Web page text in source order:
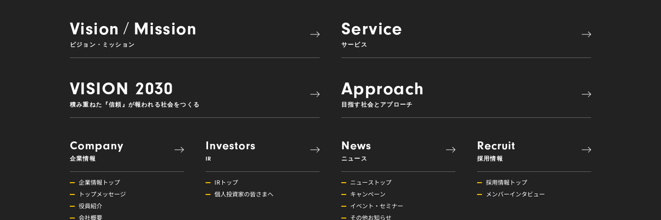
Vision / Mission
ビジョン・ミッション
Service
サービス
VISION 2030
積み重ねた『信頼』が報われる社会をつくる
Approach
目指す社会とアプローチ
Company
企業情報
企業情報トップ
トップメッセージ
役員紹介
会社概要
Investors
IR
IRトップ
個人投資家の皆さまへ
News
ニュース
ニューストップ
キャンペーン
イベント・セミナー
その他お知らせ
Recruit
採用情報
採用情報トップ
メンバーインタビュー